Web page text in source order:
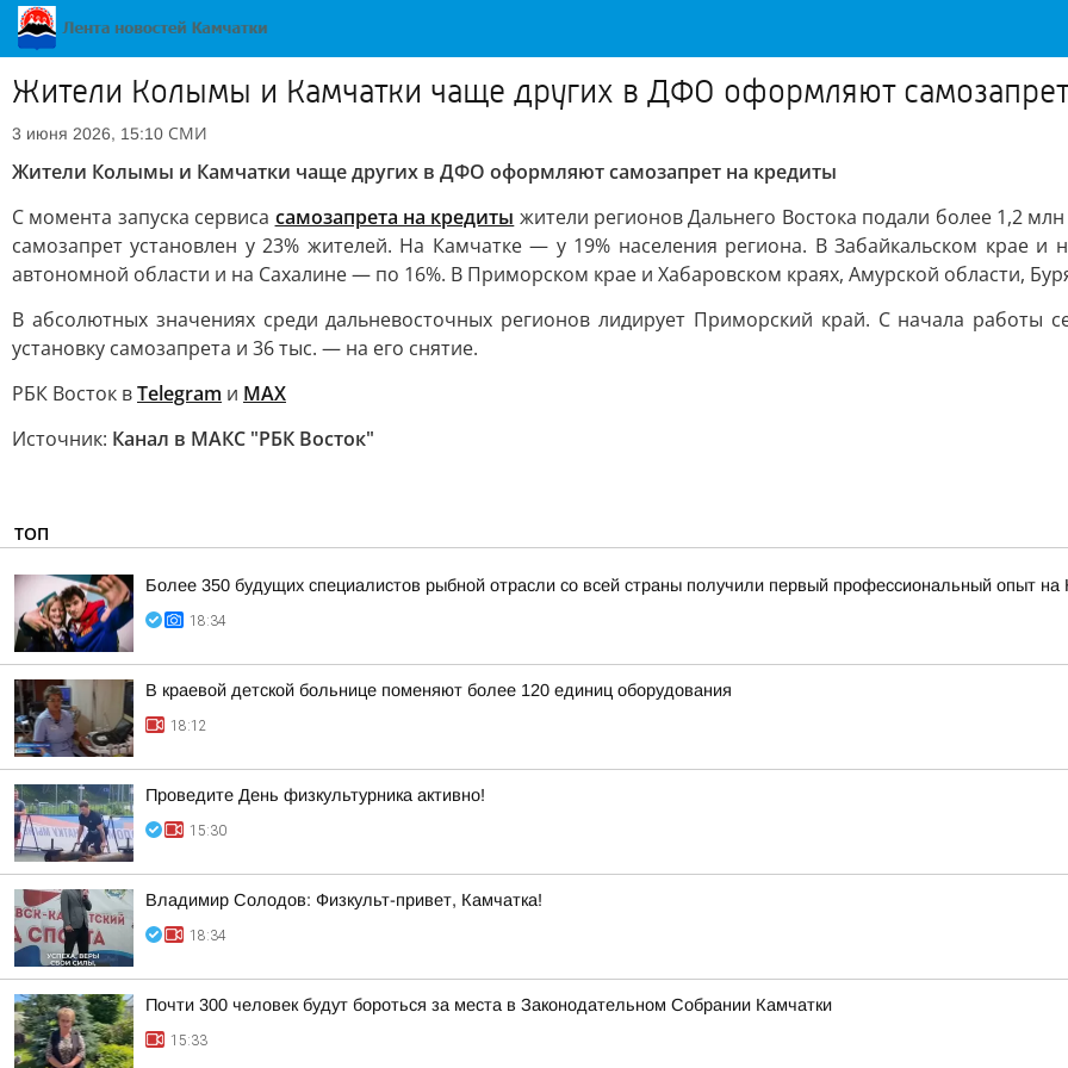
Жители Колымы и Камчатки чаще других в ДФО оформляют
3 июня 2026, 15:10 СМИ
Жители Колымы и Камчатки чаще других в ДФО оформляют самозапрет на кредиты
С момента запуска сервиса самозапрета на кредиты жители регионов Дальнего Востока подали более 1,2
самозапрет установлен у 23% жителей. На Камчатке — у 19% населения региона. В Забайкальском крае и
автономной области и на Сахалине — по 16%. В Приморском крае и Хабаровском краях, Амурской области,
В абсолютных значениях среди дальневосточных регионов лидирует Приморский край. С начала работы
установку самозапрета и 36 тыс. — на его снятие.
РБК Восток вTelegram и MAX
Источник: Канал в МАКС "РБК Восток"
ТОП
Более 350 будущих специалистов рыбной отрасли со всей страны получили первый профессиональный опыт на
18:34
В краевой детской больнице поменяют более 120 единиц оборудования
18:12
Проведите День физкультурника активно!
15:30
Владимир Солодов: Физкульт-привет, Камчатка!
18:34
Почти 300 человек будут бороться за места в Законодательном Собрании Камчатки
15:33